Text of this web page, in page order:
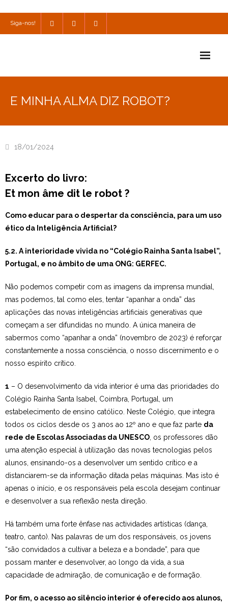
Siga-nos!
Consulta
Contactos
E MINHA ALMA DIZ ROBOT?
18/01/2024
Excerto do livro:
Et mon âme dit le robot ?
Como educar para o despertar da consciência, para um uso
ético da Inteligência Artificial?
5.2. A interioridade vivida no “Colégio Rainha Santa Isabel”,
Portugal, e no âmbito de uma ONG: GERFEC.
Não podemos competir com as imagens da imprensa mundial,
mas podemos, tal como eles, tentar “apanhar a onda” das
aplicações das novas inteligências artificiais generativas que
começam a ser difundidas no mundo. A única maneira de
sabermos como “apanhar a onda” (novembro de 2023) é reforçar
constantemente a nossa consciência, o nosso discernimento e o
nosso espírito crítico.
1 – O desenvolvimento da vida interior é uma das prioridades do
Colégio Rainha Santa Isabel, Coimbra, Portugal, um
estabelecimento de ensino católico. Neste Colégio, que integra
todos os ciclos desde os 3 anos ao 12º ano e que faz parte da
rede de Escolas Associadas da UNESCO , os professores dão
uma atenção especial à utilização das novas tecnologias pelos
alunos, ensinando-os a desenvolver um sentido crítico e a
distanciarem-se da informação ditada pelas máquinas. Mas isto é
apenas o início, e os responsáveis pela escola desejam continuar
e desenvolver a sua reflexão nesta direção.
Há também uma forte ênfase nas actividades artísticas (dança,
teatro, canto). Nas palavras de um dos responsáveis, os jovens
“são convidados a cultivar a beleza e a bondade”, para que
possam manter e desenvolver, ao longo da vida, a sua
capacidade de admiração, de comunicação e de formação.
Por fim, o acesso ao silêncio interior é oferecido aos alunos,